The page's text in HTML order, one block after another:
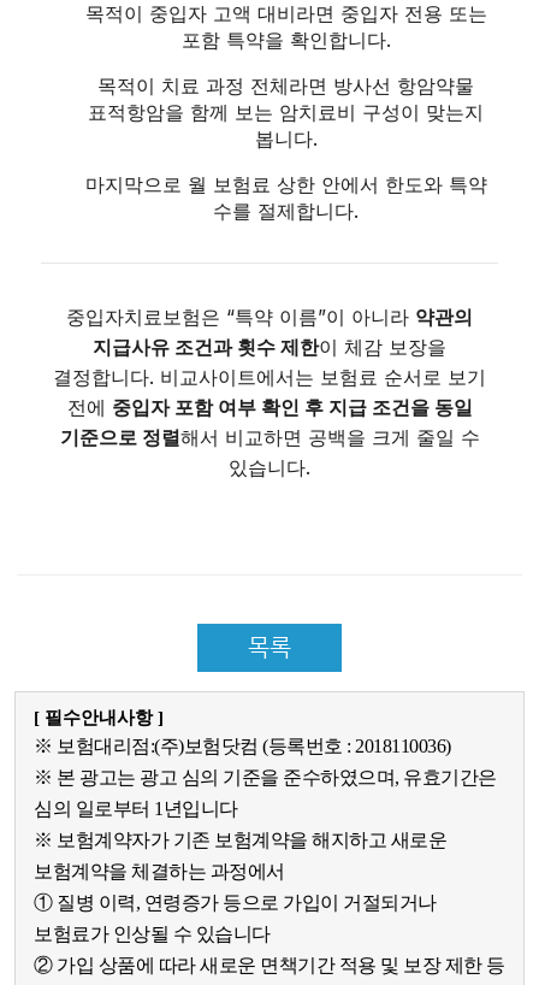
목적이 중입자 고액 대비라면 중입자 전용 또는
포함 특약을 확인합니다.
목적이 치료 과정 전체라면 방사선 항암약물
표적항암을 함께 보는 암치료비 구성이 맞는지
봅니다.
마지막으로 월 보험료 상한 안에서 한도와 특약
수를 절제합니다.
중입자치료보험은 “특약 이름”이 아니라 약관의
지급사유 조건과 횟수 제한이 체감 보장을
결정합니다. 비교사이트에서는 보험료 순서로 보기
전에 중입자 포함 여부 확인 후 지급 조건을 동일
기준으로 정렬해서 비교하면 공백을 크게 줄일 수
있습니다.
목록
[ 필수안내사항 ]
※ 보험대리점:(주)보험닷컴 (등록번호 : 2018110036)
※ 본 광고는 광고 심의 기준을 준수하였으며, 유효기간은
심의 일로부터 1년입니다
※ 보험계약자가 기존 보험계약을 해지하고 새로운
보험계약을 체결하는 과정에서
① 질병 이력, 연령증가 등으로 가입이 거절되거나
보험료가 인상될 수 있습니다
② 가입 상품에 따라 새로운 면책기간 적용 및 보장 제한 등